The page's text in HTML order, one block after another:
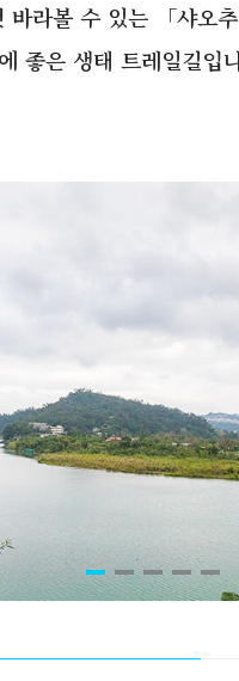
바라볼 수 있는 「샤오
좋은 생태 트레일길입